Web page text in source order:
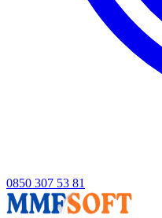
0850 307 53 81